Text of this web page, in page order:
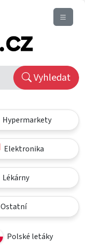
Vyhledat
Hypermarkety
Elektronika
Lékárny
Ostatní
Polské letáky